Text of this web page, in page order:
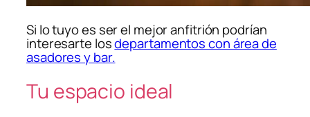
Si lo tuyo es ser el mejor anfitrión podrían
interesarte losdepartamentos con área de
asadores y bar.
Tu espacio ideal